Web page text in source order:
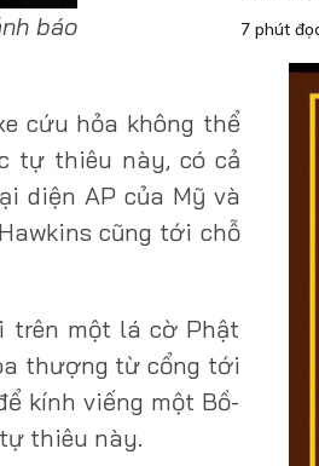
báo
cứu hỏa không thể
tự thiêu này, có cả
diện AP của Mỹ và
cũng tới chỗ
trên một lá cờ Phật
thượng từ cổng tới
kính viếng một Bồ-
thiêu này.
7 phút